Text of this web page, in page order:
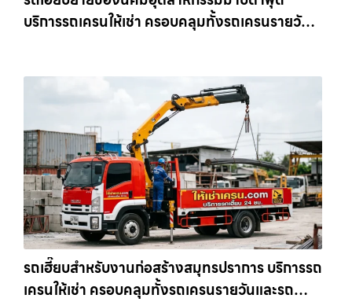
บริการรถเครนให้เช่า ครอบคลุมทั้งรถเครนรายวัน
รถเฮี๊ยบสำหรับงานก่อสร้างสมุทรปราการ บริการรถ
เครนให้เช่า ครอบคลุมทั้งรถเครนรายวันและรถ